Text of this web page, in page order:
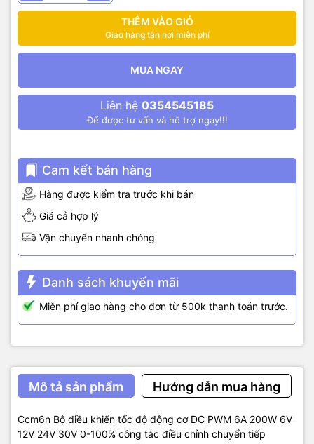
THÊM VÀO GIỎ
Giao hàng tận nơi miễn phí
MUA NGAY
Liên hệ 0354545185
Để được tư vấn và hỗ trợ ngay!!!
Cam kết bán hàng
Hàng được kiểm tra trước khi bán
Giá cả hợp lý
Vận chuyển nhanh chóng
Danh sách khuyến mãi
Miễn phí giao hàng cho đơn từ 500k thanh toán trước.
Mô tả sản phẩm Hướng dẫn mua hàng
Ccm6n Bộ điều khiển tốc độ động cơ DC PWM 6A 200W 6V
12V 24V 30V 0-100% công tắc điều chỉnh chuyển tiếp